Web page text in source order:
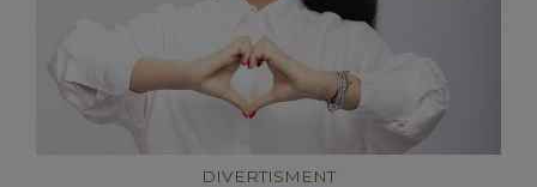
DIVERTISMENT